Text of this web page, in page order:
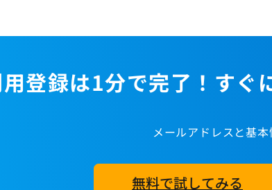
登録は1分で完了！すぐ
メールアドレスと基
無料で試してみる